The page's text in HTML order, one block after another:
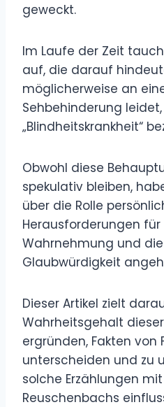
geweckt.
Im Laufe der Zeit
auf, die darauf
möglicherweise an
Sehbehinderung
„Blindheitskrankheit“
Obwohl diese
spekulativ bleiben,
über die Rolle
Herausforderungen
Wahrnehmung und
Glaubwürdigkeit
Dieser Artikel zielt
Wahrheitsgehalt
ergründen, Fakten von
unterscheiden und zu
solche Erzählungen
Reuschenbachs